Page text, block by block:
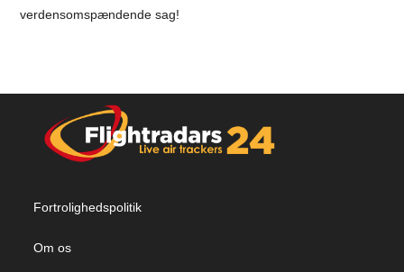
verdensomspændende sag!
Fortrolighedspolitik
Om os